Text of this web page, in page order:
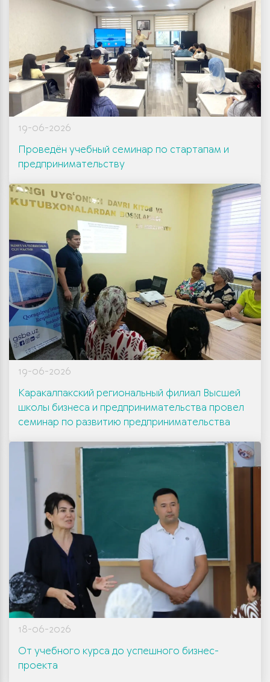
19-06-2026
Проведён учебный семинар по стартапам и
предпринимательству
19-06-2026
Каракалпакский региональный филиал Высшей
школы бизнеса и предпринимательства провел
семинар по развитию предпринимательства
18-06-2026
От учебного курса до успешного бизнес-
проекта